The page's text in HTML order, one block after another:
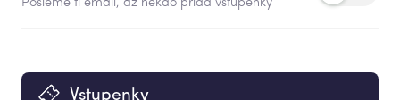
Pošleme ti email, až někdo přidá vstupenky
Vstupenky